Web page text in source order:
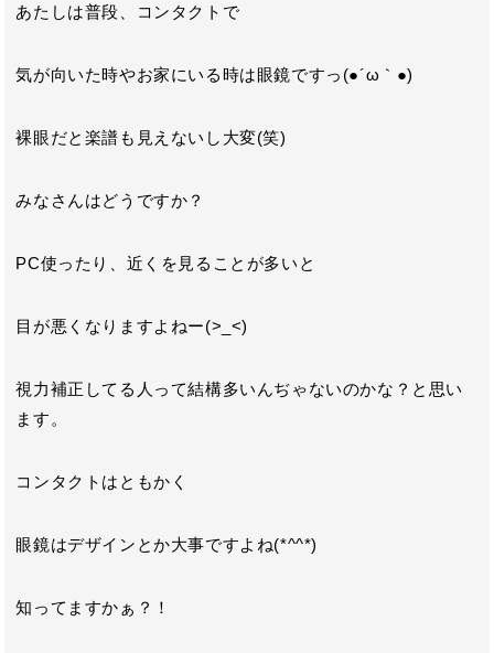
あたしは普段、コンタクトで
気が向いた時やお家にいる時は眼鏡ですっ(●´ω｀●)
裸眼だと楽譜も見えないし大変(笑)
みなさんはどうですか？
PC使ったり、近くを見ることが多いと
目が悪くなりますよねー(>_<)
視力補正してる人って結構多いんぢゃないのかな？と思い
ます。
コンタクトはともかく
眼鏡はデザインとか大事ですよね(*^^*)
知ってますかぁ？！